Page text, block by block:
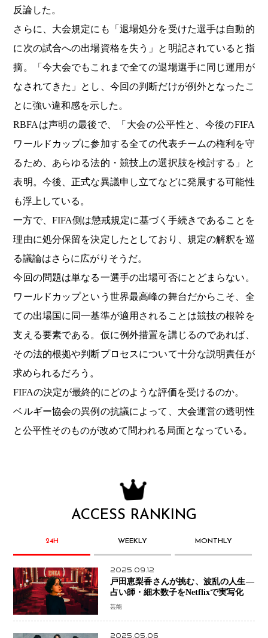
反論した。
さらに、大会規定にも「退場処分を受けた選手は自動的
に次の試合への出場資格を失う」と明記されていると指
摘。「今大会でもこれまで全ての退場選手に同じ運用が
なされてきた」とし、今回の判断だけが例外となったこ
とに強い違和感を示した。
RBFAは声明の最後で、「大会の公平性と、今後のFIFA
ワールドカップに参加する全ての代表チームの権利を守
るため、あらゆる法的・競技上の選択肢を検討する」と
表明。今後、正式な異議申し立てなどに発展する可能性
も浮上している。
一方で、FIFA側は懲戒規定に基づく手続きであることを
理由に処分保留を決定したとしており、規定の解釈を巡
る議論はさらに広がりそうだ。
今回の問題は単なる一選手の出場可否にとどまらない。
ワールドカップという世界最高峰の舞台だからこそ、全
ての出場国に同一基準が適用されることは競技の根幹を
支える要素である。仮に例外措置を講じるのであれば、
その法的根拠や判断プロセスについて十分な説明責任が
求められるだろう。
FIFAの決定が最終的にどのような評価を受けるのか。
ベルギー協会の異例の抗議によって、大会運営の透明性
と公平性そのものが改めて問われる局面となっている。
ACCESS RANKING
24H WEEKLY MONTHLY
2025.09.12
戸田恵梨香さんが挑む、波乱の人生―
占い師・細木数子をNetflixで実写化
芸能
2025.05.06